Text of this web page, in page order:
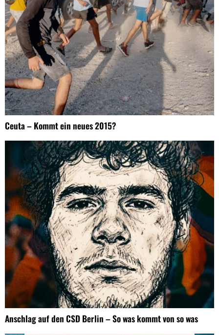
Ceuta – Kommt ein neues 2015?
Anschlag auf den CSD Berlin – So was kommt von so was